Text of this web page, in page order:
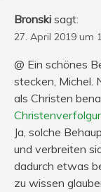
Bronski sagt:
27. April 2019 um
@ Ein schönes
stecken, Michel.
als Christen
Ja, solche
und verbreiten
dadurch etwas
zu wissen